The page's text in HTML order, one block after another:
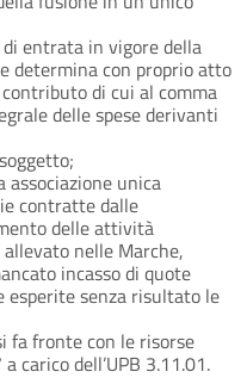
entrata in vigore della
determina con proprio atto
di cui al comma
delle spese derivanti
associazione unica
contratte dalle
delle attività
nelle Marche,
incasso di quote
esperite senza risultato le
fa fronte con le risorse
carico dell’UPB 3.11.01.